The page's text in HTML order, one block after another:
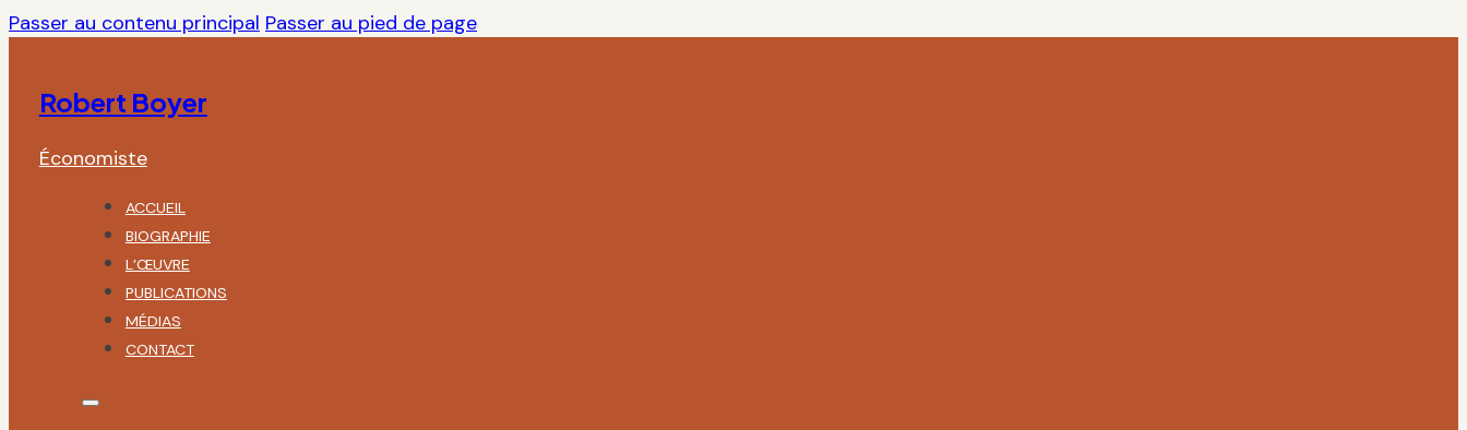
Passer au contenu principal Passer au pied de page
Robert Boyer
Économiste
ACCUEIL
BIOGRAPHIE
L’ŒUVRE
PUBLICATIONS
MÉDIAS
CONTACT